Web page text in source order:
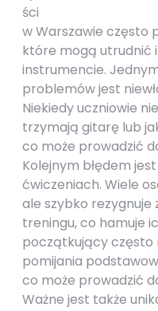
ści
w Warszawie często
które mogą utrudnić
instrumencie.
problemów jest
Niekiedy uczniowie
trzymają gitarę lub
co może prowadzić
Kolejnym błędem
ćwiczeniach. Wiele
ale szybko
treningu, co hamuje
początkujący często
pomijania
co może prowadzić
Ważne jest także